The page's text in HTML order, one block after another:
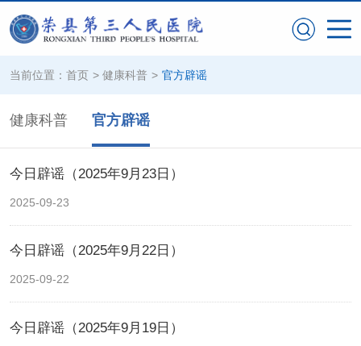
当前位置： 首页 > 健康科普 > 官方辟谣
健康科普 官方辟谣
今日辟谣（2025年9月23日）
2025-09-23
今日辟谣（2025年9月22日）
2025-09-22
今日辟谣（2025年9月19日）